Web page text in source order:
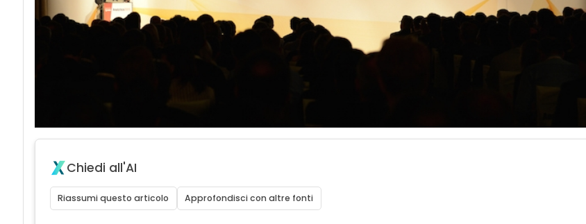
Chiedi all'AI
Riassumi questo articolo Approfondisci con altre fonti
Big Data e